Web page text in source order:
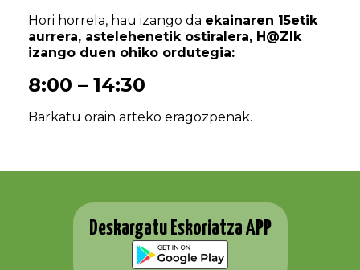
Hori horrela, hau izango da ekainaren 15etik
aurrera, astelehenetik ostiralera, H@ZIk
izango duen ohiko ordutegia:
8:00 – 14:30
Barkatu orain arteko eragozpenak.
Deskargatu Eskoriatza APP